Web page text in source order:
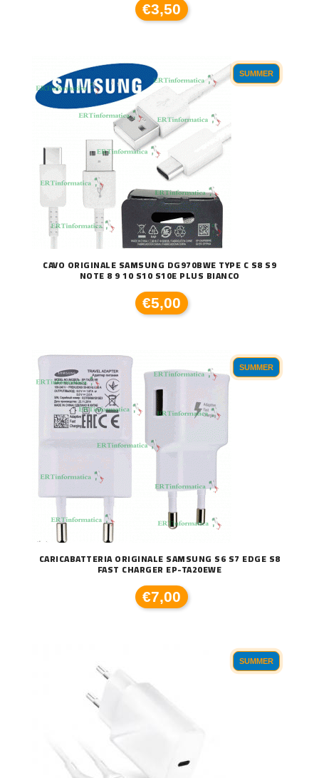
€3,50
SUMMER
CAVO ORIGINALE SAMSUNG DG970BWE TYPE C S8 S9
NOTE 8 9 10 S10 S10E PLUS BIANCO
€5,00
SUMMER
CARICABATTERIA ORIGINALE SAMSUNG S6 S7 EDGE S8
FAST CHARGER EP-TA20EWE
€7,00
SUMMER